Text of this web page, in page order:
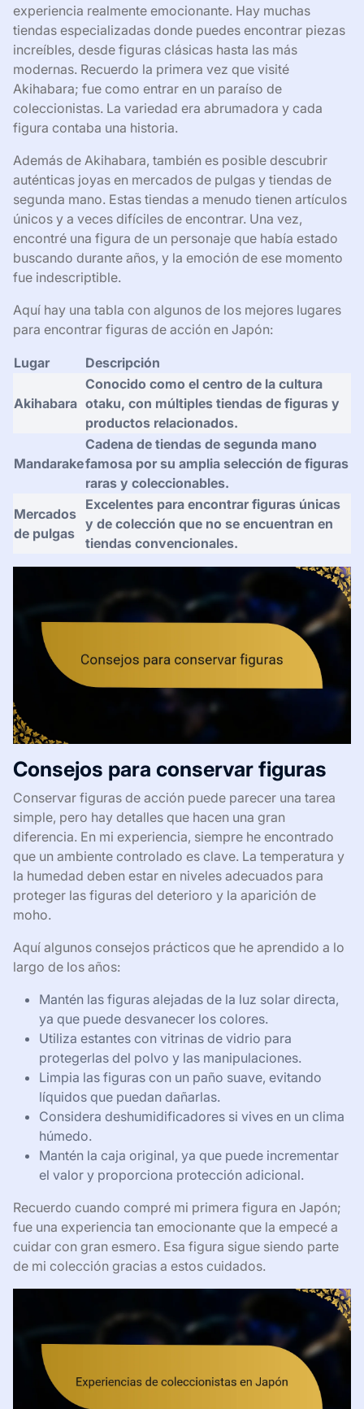
experiencia realmente emocionante. Hay muchas
tiendas especializadas donde puedes encontrar piezas
increíbles, desde figuras clásicas hasta las más
modernas. Recuerdo la primera vez que visité
Akihabara; fue como entrar en un paraíso de
coleccionistas. La variedad era abrumadora y cada
figura contaba una historia.
Además de Akihabara, también es posible descubrir
auténticas joyas en mercados de pulgas y tiendas de
segunda mano. Estas tiendas a menudo tienen artículos
únicos y a veces difíciles de encontrar. Una vez,
encontré una figura de un personaje que había estado
buscando durante años, y la emoción de ese momento
fue indescriptible.
Aquí hay una tabla con algunos de los mejores lugares
para encontrar figuras de acción en Japón:
Lugar Descripción
Akihabara
Conocido como el centro de la cultura
otaku, con múltiples tiendas de figuras y
productos relacionados.
Mandarake
Cadena de tiendas de segunda mano
famosa por su amplia selección de figuras
raras y coleccionables.
Mercados
de pulgas
Excelentes para encontrar figuras únicas
y de colección que no se encuentran en
tiendas convencionales.
Consejos para conservar figuras
Conservar figuras de acción puede parecer una tarea
simple, pero hay detalles que hacen una gran
diferencia. En mi experiencia, siempre he encontrado
que un ambiente controlado es clave. La temperatura y
la humedad deben estar en niveles adecuados para
proteger las figuras del deterioro y la aparición de
moho.
Aquí algunos consejos prácticos que he aprendido a lo
largo de los años:
Mantén las figuras alejadas de la luz solar directa,
ya que puede desvanecer los colores.
Utiliza estantes con vitrinas de vidrio para
protegerlas del polvo y las manipulaciones.
Limpia las figuras con un paño suave, evitando
líquidos que puedan dañarlas.
Considera deshumidificadores si vives en un clima
húmedo.
Mantén la caja original, ya que puede incrementar
el valor y proporciona protección adicional.
Recuerdo cuando compré mi primera figura en Japón;
fue una experiencia tan emocionante que la empecé a
cuidar con gran esmero. Esa figura sigue siendo parte
de mi colección gracias a estos cuidados.